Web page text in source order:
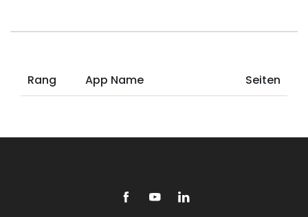
Rang App Name Seiten